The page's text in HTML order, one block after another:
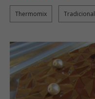
Thermomix Tradicional